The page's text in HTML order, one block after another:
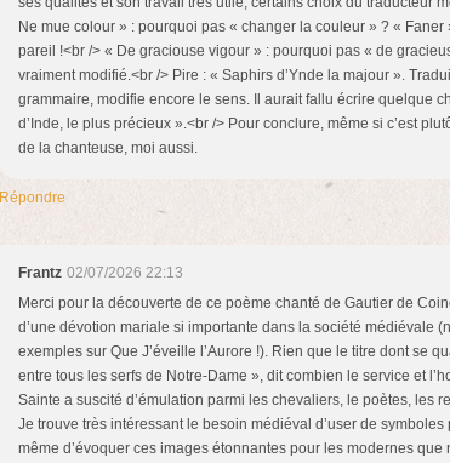
Ne mue colour » : pourquoi pas « changer la couleur » ? « Faner
pareil !<br /> « De graciouse vigour » : pourquoi pas « de
vraiment modifié.<br /> Pire : « Saphirs d’Ynde la majour ».
grammaire, modifie encore le sens. Il aurait fallu écrire quelque
d’Inde, le plus précieux ».<br /> Pour conclure, même si c’est
de la chanteuse, moi aussi.
Répondre
Frantz 02/07/2026 22:13
Merci pour la découverte de ce poème chanté de Gautier de
d’une dévotion mariale si importante dans la société médiévale
exemples sur Que J’éveille l’Aurore !). Rien que le titre dont se
entre tous les serfs de Notre-Dame », dit combien le service et
Sainte a suscité d’émulation parmi les chevaliers, le poètes, les
Je trouve très intéressant le besoin médiéval d’user de
même d’évoquer ces images étonnantes pour les modernes